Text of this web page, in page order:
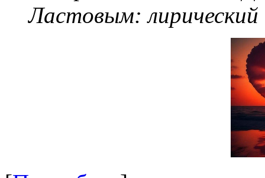
Ластовым: